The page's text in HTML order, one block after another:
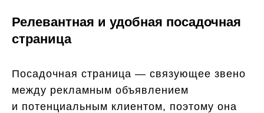
Релевантная и удобная посадочная
страница
Посадочная страница — связующее звено
между рекламным объявлением
и потенциальным клиентом, поэтому она